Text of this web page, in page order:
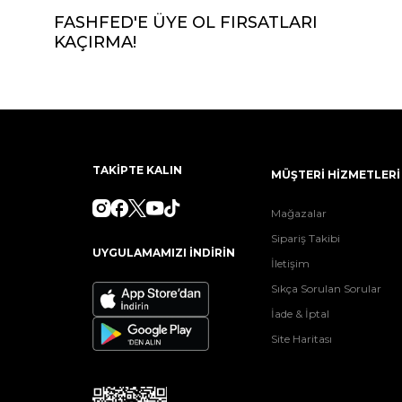
FASHFED'E ÜYE OL FIRSATLARI
KAÇIRMA!
TAKİPTE KALIN
UYGULAMAMIZI İNDİRİN
MÜŞTERİ HİZMETLERİ
Mağazalar
Sipariş Takibi
İletişim
Sıkça Sorulan Sorular
İade & İptal
Site Haritası